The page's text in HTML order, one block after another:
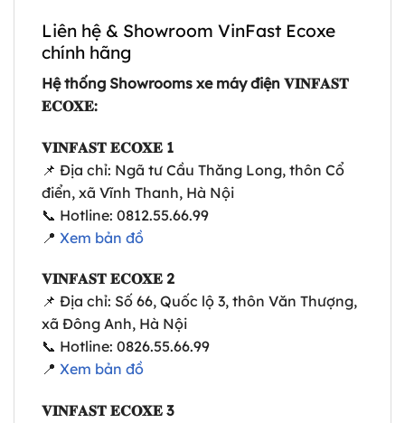
Liên hệ & Showroom VinFast Ecoxe
chính hãng
Hệ thống Showrooms xe máy điện 𝐕𝐈𝐍𝐅𝐀𝐒𝐓
𝐄𝐂𝐎𝐗𝐄:
𝐕𝐈𝐍𝐅𝐀𝐒𝐓 𝐄𝐂𝐎𝐗𝐄 1
📌 Địa chỉ: Ngã tư Cầu Thăng Long, thôn Cổ
điển, xã Vĩnh Thanh, Hà Nội
📞 Hotline: 0812.55.66.99
📍 Xem bản đồ
𝐕𝐈𝐍𝐅𝐀𝐒𝐓 𝐄𝐂𝐎𝐗𝐄 2
📌 Địa chỉ: Số 66, Quốc lộ 3, thôn Văn Thượng,
xã Đông Anh, Hà Nội
📞 Hotline: 0826.55.66.99
📍 Xem bản đồ
𝐕𝐈𝐍𝐅𝐀𝐒𝐓 𝐄𝐂𝐎𝐗𝐄 3